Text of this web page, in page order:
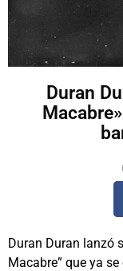
Duran
Duran Duran lanzó
Macabre” que ya